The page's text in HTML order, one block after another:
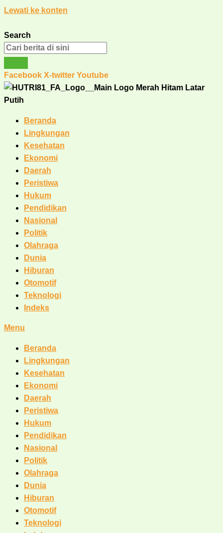
Lewati ke konten
Search
Facebook X-twitter Youtube
Beranda
Lingkungan
Kesehatan
Ekonomi
Daerah
Peristiwa
Hukum
Pendidikan
Nasional
Politik
Olahraga
Dunia
Hiburan
Otomotif
Teknologi
Indeks
Menu
Beranda
Lingkungan
Kesehatan
Ekonomi
Daerah
Peristiwa
Hukum
Pendidikan
Nasional
Politik
Olahraga
Dunia
Hiburan
Otomotif
Teknologi